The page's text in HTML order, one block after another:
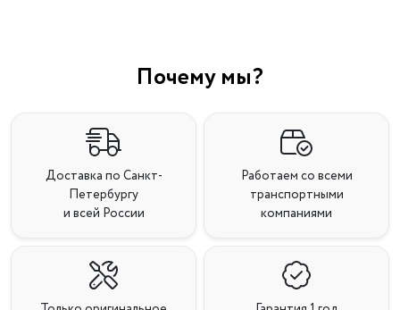
Почему мы?
Доставка по Санкт-
Петербургу
и всей России
Работаем со всеми
транспортными
компаниями